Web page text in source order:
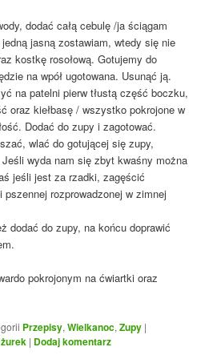
dodać całą cebulę /ja ściągam
jasną zostawiam, wtedy się nie
kostkę rosołową. Gotujemy do
na wpół ugotowana. Usunąć ją.
na patelni pierw tłustą część boczku,
oraz kiełbasę / wszystko pokrojone w
Dodać do zupy i zagotować.
wlać do gotującej się zupy,
wyda nam się zbyt kwaśny można
jeśli jest za rzadki, zagęścić
pszennej rozprowadzonej w zimnej
dodać do zupy, na końcu doprawić
pokrojonym na ćwiartki oraz
Przepisy,Wielkanoc,Zupy |
żurek | Dodaj komentarz